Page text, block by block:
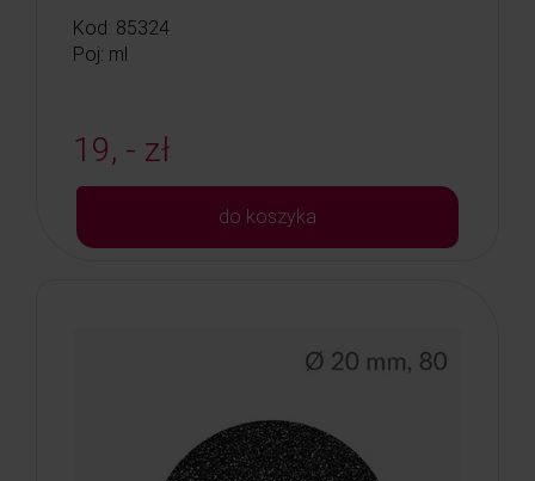
Kod: 85324
Poj: ml
19, - zł
do koszyka